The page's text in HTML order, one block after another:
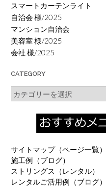
スマートカーテンライト
自治会 様/2025
マンション自治会
美容室 様/2025
会社 様/2025
CATEGORY
Category
サイトマップ（ページ一覧）
施工例（ブログ）
ストリングス（レンタル）
レンタルご活用例（ブログ）